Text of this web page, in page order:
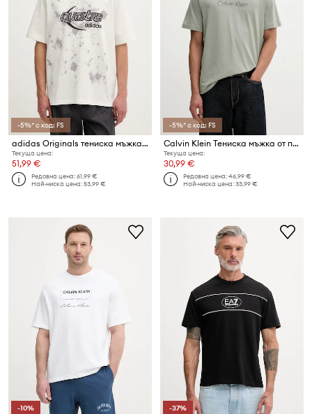
-5%* с код: FS
adidas Originals тениска мъжка от памук
Текуща цена:
51,99 €
Редовна цена:61,99 €
Най-ниска цена:53,99 €
-5%* с код: FS
Calvin Klein Тениска мъжка от памук
Текуща цена:
30,99 €
Редовна цена:46,99 €
Най-ниска цена:33,99 €
-10%
-37%